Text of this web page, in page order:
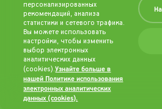
персонализированных
рекомендаций, анализа
статистики и сетевого трафика.
Вы можете использовать
настройки, чтобы изменить
выбор электронных
аналитических данных
(cookies).Узнайте больше в
нашей Политике использования
электронных аналитических
данных (cookies).